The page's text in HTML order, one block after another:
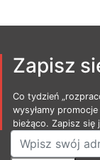
Zapisz
Co tydzień
wysyłamy
bieżąco. Zapisz się